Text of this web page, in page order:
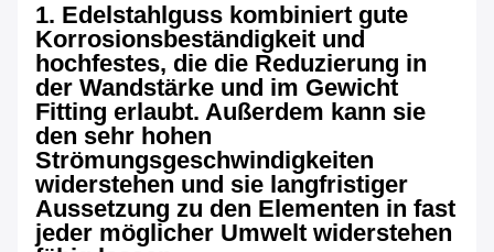
1. Edelstahlguss kombiniert gute
Korrosionsbeständigkeit und
hochfestes, die die Reduzierung in
der Wandstärke und im Gewicht
Fitting erlaubt. Außerdem kann sie
den sehr hohen
Strömungsgeschwindigkeiten
widerstehen und sie langfristiger
Aussetzung zu den Elementen in fast
jeder möglicher Umwelt widerstehen